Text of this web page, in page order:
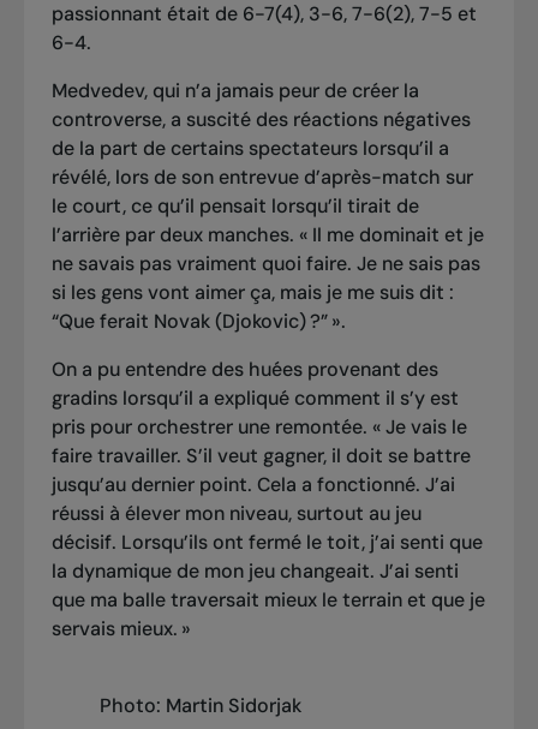
passionnant était de 6-7(4), 3-6, 7-6(2), 7-5 et
6-4.
Medvedev, qui n’a jamais peur de créer la
controverse, a suscité des réactions négatives
de la part de certains spectateurs lorsqu’il a
révélé, lors de son entrevue d’après-match sur
le court, ce qu’il pensait lorsqu’il tirait de
l’arrière par deux manches. « Il me dominait et je
ne savais pas vraiment quoi faire. Je ne sais pas
si les gens vont aimer ça, mais je me suis dit :
“Que ferait Novak (Djokovic) ?” ».
On a pu entendre des huées provenant des
gradins lorsqu’il a expliqué comment il s’y est
pris pour orchestrer une remontée. « Je vais le
faire travailler. S’il veut gagner, il doit se battre
jusqu’au dernier point. Cela a fonctionné. J’ai
réussi à élever mon niveau, surtout au jeu
décisif. Lorsqu’ils ont fermé le toit, j’ai senti que
la dynamique de mon jeu changeait. J’ai senti
que ma balle traversait mieux le terrain et que je
servais mieux. »
Photo: Martin Sidorjak